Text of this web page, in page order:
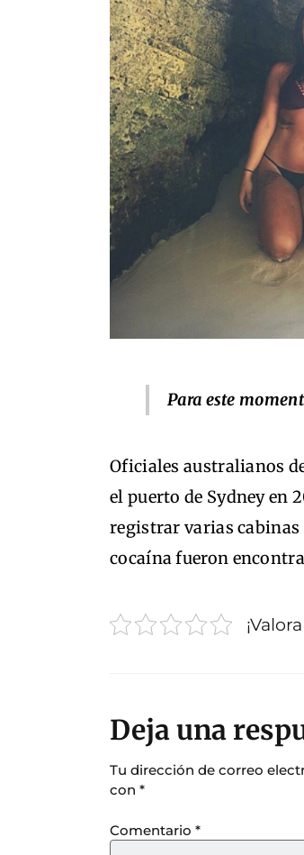
Para este
Oficiales australianos
el puerto de Sydney en
registrar varias cabinas
cocaína fueron
Deja una
Tu dirección de correo
con *
Comentario *